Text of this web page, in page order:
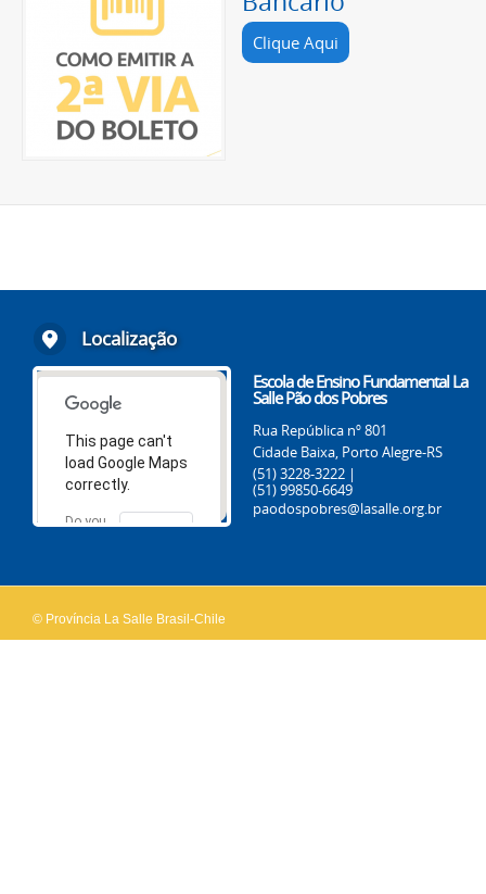
Clique Aqui
Localização
This page can't
load Google Maps
correctly.
Do you
OK
Escola de Ensino Fundamental La
Salle Pão dos Pobres
Rua República nº 801
Cidade Baixa, Porto Alegre-RS
(51) 3228-3222 |
(51) 99850-6649
paodospobres@lasalle.org.br
© Província La Salle Brasil-Chile